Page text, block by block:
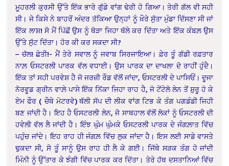
ਮੂਹਰਲੀ ਕੁਰਸੀ ਉੱਤੇ ਇੱਕ ਭਾਰੇ ਗੁੱਡੇ ਵਾਂਗ ਢੇਰੀ ਹੋ ਗਿਆ। ਤੇਰੀ ਗੱਲ ਵੀ ਸਹੀ
ਸੀ। ਜੇ ਕਿਸੇ ਨੇ ਬਾਹਰੋਂ ਅੰਦਰ ਤੱਕਿਆ ਉਨ੍ਹਾਂ ਨੂੰ ਖ਼ੌਰੇ ਸੁੱਤਾ ਮੁੰਡਾ ਦਿੱਸਣਾ ਸੀ ਜਾਂ
ਇੱਕ ਲਾਸ਼! ਸੋ ਮੈਂ ਪਿੱਛੋਂ ਉਸ ਨੂੰ ਥੋੜਾ ਜਿਹਾ ਥੱਲੇ ਕਰ ਦਿੱਤਾ ਅਤੇ ਇੱਕ ਕੰਬਲ਼ ਉਸ
ਉੱਤੇ ਸੁੱਟ ਦਿੱਤਾ। ਹੋਰ ਕੀ ਕਰ ਸਕਦਾ ਸੀ?
– ਚੱਲ! ਛੇਤੀ!- ਮੈਂ ਤੇਰੇ ਸਵਾਲ ਨੂੰ ਜਵਾਬ ਸਿਰਜਾਇਆ। ਫ਼ੇਰ ਤੂੰ ਗੱਡੀ ਰਫ਼ਤਾਰ
ਨਾਲ਼ ਓਸਟਰਲੀ ਪਾਰਕ ਵੱਲ ਵਧਾਈ। ਉਸ ਪਾਰਕ ਦਾ ਦਾਖਲਾ ਦੋ ਰਾਹੀਂ ਹੁੰਦੈ।
ਇੱਕ ਤਾਂ ਸਹੀ ਪਰਵੇਸ਼ ਹੈ ਜੋ ਜਰਜ਼ੀ ਰੌਡ ਵੱਲੋਂ ਜਾਂਦਾ, ਓਸਟਰਲੀ ਦੇ ਪਾਸਿਓਂ। ਦੂਜਾ
ਨੋਰਵੂਡ ਗ੍ਰੀਨ ਵਾਲ਼ੇ ਪਾਸੇ ਇੱਕ ਨਿੱਕਾ ਜਿਹਾ ਰਾਹ ਹੈ, ਜੋ ਟੇਂਟੇਲੋ ਲੇਨ ਤੋਂ ਸ਼ੁਰੂ ਹੋ ਕੇ
ਏਮ ਫੌਰ ( ਚੌਥੇ ਮੋਟਰਵੇ) ਥੱਲੀ ਸੱਪ ਦੀ ਲੀਕ ਵਾਂਗ ਟਿਭ ਕੇ ਤੰਗ ਪਗਡੰਡੀ ਜਿਹੀ
ਬਣ ਜਾਂਦੀ ਹੈ। ਇਹ ਹੈ ਓਸਟਰਲੀ ਲੇਨ, ਜੋ ਸਾਥਹਾਲ ਵੱਲੋਂ ਲੋਕਾਂ ਨੂੰ ਓਸਟਰਲੀ ਦੀ
ਹਵੇਲੀ ਵੱਲ ਲੈ ਜਾਂਦੀ ਹੈ। ਇੰਝ ਘੁੰਮ ਘੁੰਮਕੇ ਓਸਟਰਲੀ ਪਾਰਕ ਦੇ ਜੰਗਲ਼ਾਤ ਵਿੱਚ
ਪਹੁੰਚ ਜਾਂਦੇ। ਇਹ ਰਾਹ ਹੀ ਜੰਗਲ਼ ਵਿੱਚ ਲੁਕ ਜਾਂਦਾ ਹੈ। ਇਸ ਲਈ ਸਾਡੇ ਵਾਸਤੇ
ਢੁਕਦਾ ਸੀ, ਸੋ ਤੂੰ ਸਾਨੂੰ ਉਸ ਰਾਹ ਹੀ ਲੈ ਕੇ ਗਈ। ਜਿੱਥੇ ਸੜਕ ਤੰਗ ਹੋ ਜਾਂਦੀ
ਮਿੰਨੀ ਨੂੰ ਉੱਤਾਰ ਕੇ ਝੰਗੀ ਵਿੱਚ ਪਾਰਕ ਕਰ ਦਿੱਤਾ। ਤੇਰੇ ਹੱਥ ਦਸਤਾਨਿਆਂ ਵਿੱਚ